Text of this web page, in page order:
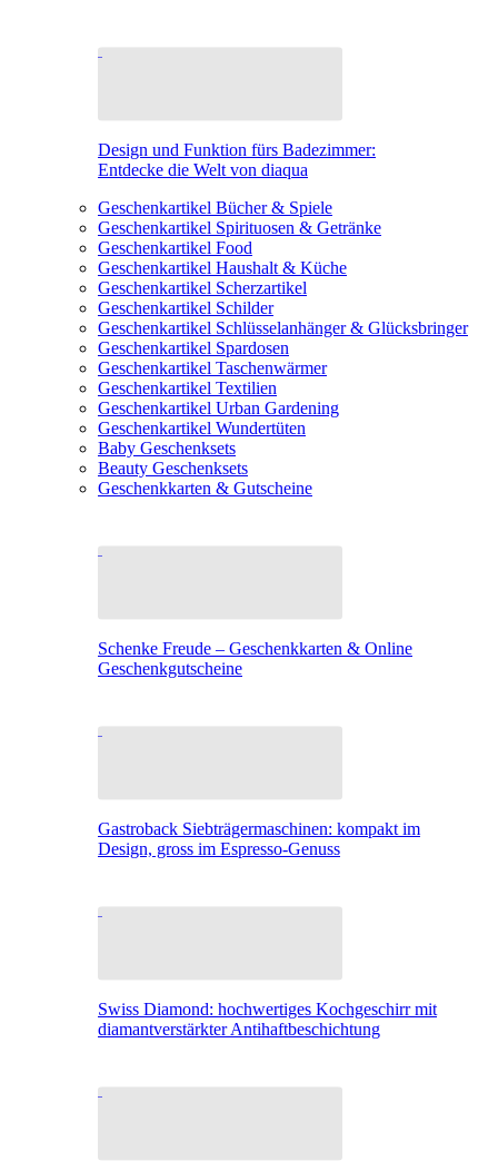
Design und Funktion fürs Badezimmer:
Entdecke die Welt von diaqua
Geschenkartikel Bücher & Spiele
Geschenkartikel Spirituosen & Getränke
Geschenkartikel Food
Geschenkartikel Haushalt & Küche
Geschenkartikel Scherzartikel
Geschenkartikel Schilder
Geschenkartikel Schlüsselanhänger & Glücksbringer
Geschenkartikel Spardosen
Geschenkartikel Taschenwärmer
Geschenkartikel Textilien
Geschenkartikel Urban Gardening
Geschenkartikel Wundertüten
Baby Geschenksets
Beauty Geschenksets
Geschenkkarten & Gutscheine
Schenke Freude – Geschenkkarten & Online
Geschenkgutscheine
Gastroback Siebträgermaschinen: kompakt im
Design, gross im Espresso-Genuss
Swiss Diamond: hochwertiges Kochgeschirr mit
diamantverstärkter Antihaftbeschichtung